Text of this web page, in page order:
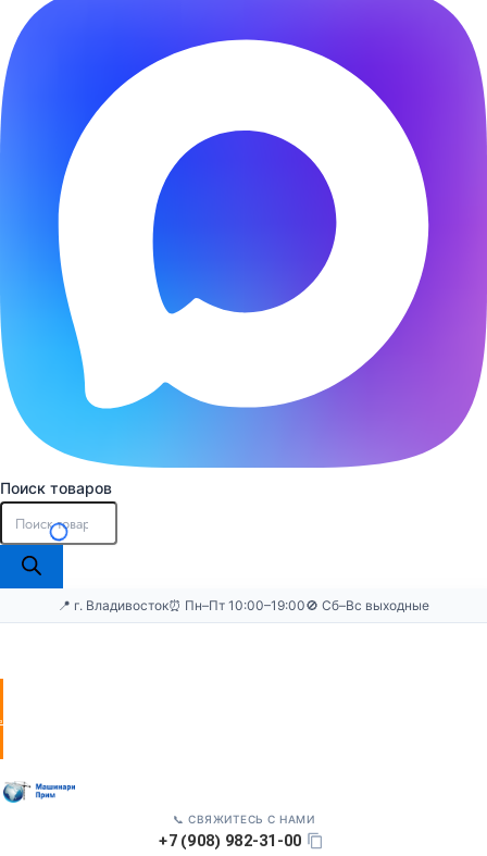
Поиск товаров
📍 г. Владивосток⏰ Пн–Пт 10:00–19:00🚫 Сб–Вс выходные
заявку
📞 СВЯЖИТЕСЬ С НАМИ
+7 (908) 982-31-00